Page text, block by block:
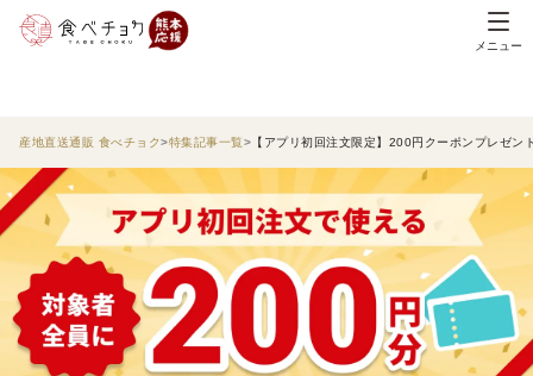
メニュー
産地直送通販 食べチョク 特集記事一覧 【アプリ初回注文限定】200円クーポンプレゼン